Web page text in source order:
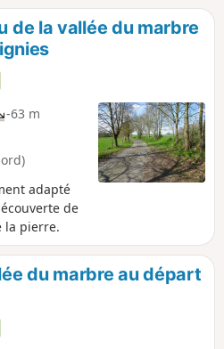
de la vallée du marbre
-63 m
adapté
de
la pierre.
du marbre au départ